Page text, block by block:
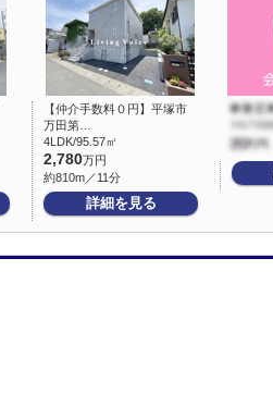
【仲介手数料０円】平塚市
万田第…
4LDK/95.57㎡
2,780万円
約810m／11分
詳細を見る